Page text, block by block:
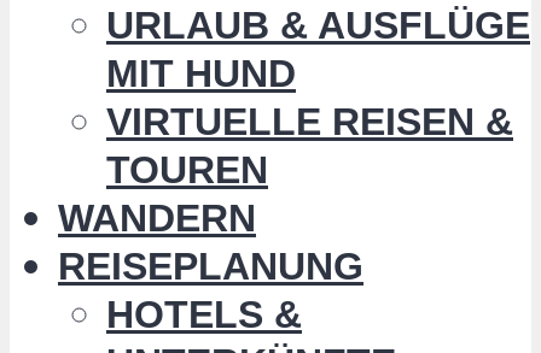
URLAUB & AUSFLÜGE
MIT HUND
VIRTUELLE REISEN &
TOUREN
WANDERN
REISEPLANUNG
HOTELS &